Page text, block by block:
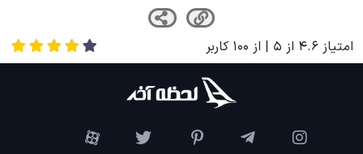
امتیاز 4.6 از 5 | از 100 کاربر